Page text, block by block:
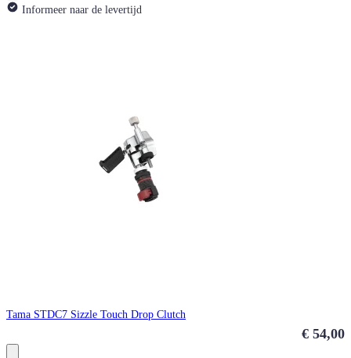
Informeer naar de levertijd
Tama STDC7 Sizzle Touch Drop Clutch
€ 54,00